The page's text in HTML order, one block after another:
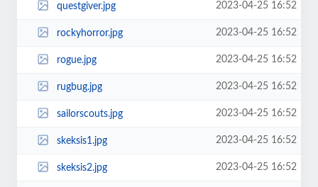
questgiver.jpg 2023-04-25 16:52
rockyhorror.jpg 2023-04-25 16:52
rogue.jpg 2023-04-25 16:52
rugbug.jpg 2023-04-25 16:52
sailorscouts.jpg 2023-04-25 16:52
skeksis1.jpg 2023-04-25 16:52
skeksis2.jpg 2023-04-25 16:52